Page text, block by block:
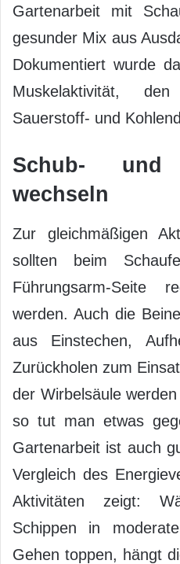
Gartenarbeit mit
gesunder Mix aus
Dokumentiert wurde
Muskelaktivität,
Sauerstoff- und
Schub- und
wechseln
Zur gleichmäßigen
sollten beim
Führungsarm-Seite
werden. Auch die
aus Einstechen,
Zurückholen zum
der Wirbelsäule
so tut man etwas
Gartenarbeit ist auch
Vergleich des
Aktivitäten zeigt:
Schippen in
Gehen toppen, hängt